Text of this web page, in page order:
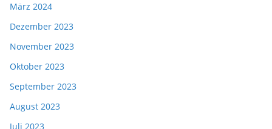
März 2024
Dezember 2023
November 2023
Oktober 2023
September 2023
August 2023
Juli 2023